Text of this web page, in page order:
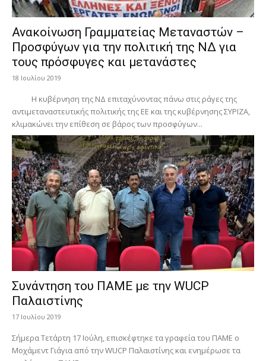
Ανακοίνωση Γραμματείας Μεταναστών –
Προσφύγων για την πολιτική της ΝΔ για
τους πρόσφυγες και μετανάστες
18 Ιουλίου 2019
Η κυβέρνηση της ΝΔ επιταχύνοντας πάνω στις ράγες της
αντιμεταναστευτικής πολιτικής της ΕΕ και της κυβέρνησης ΣΥΡΙΖΑ,
κλιμακώνει την επίθεση σε βάρος των προσφύγων...
Συνάντηση του ΠΑΜΕ με την WUCP
Παλαιστίνης
17 Ιουλίου 2019
Σήμερα Τετάρτη 17 Ιούλη, επισκέφτηκε τα γραφεία του ΠΑΜΕ ο
Μοχάμεντ Γιάγια από την WUCP Παλαιστίνης και ενημέρωσε τα